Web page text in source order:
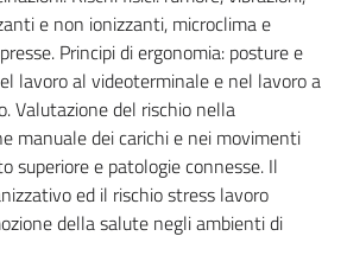
e non ionizzanti, microclima e
Principi di ergonomia: posture e
lavoro al videoterminale e nel lavoro a
Valutazione del rischio nella
manuale dei carichi e nei movimenti
superiore e patologie connesse. Il
ed il rischio stress lavoro
della salute negli ambienti di